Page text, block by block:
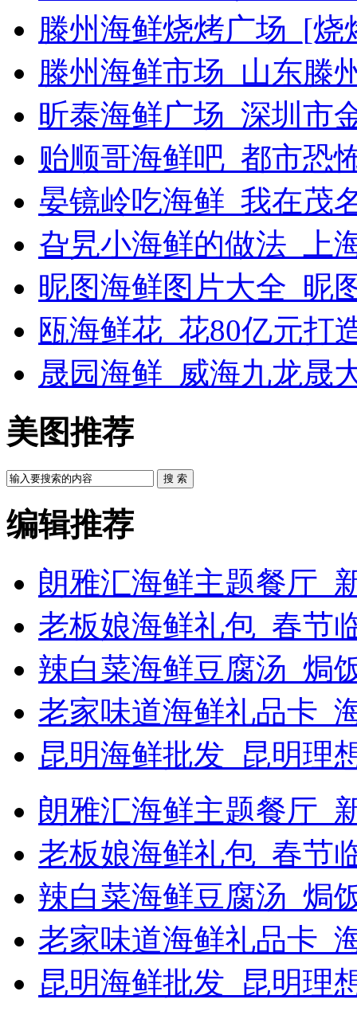
滕州海鲜烧烤广场_[
滕州海鲜市场_山东滕
昕泰海鲜广场_深圳市
贻顺哥海鲜吧_都市恐
晏镜岭吃海鲜_我在茂
旮旯小海鲜的做法_上
昵图海鲜图片大全_昵
瓯海鲜花_花80亿元打
晟园海鲜_威海九龙晟
美图推荐
搜 索
编辑推荐
朗雅汇海鲜主题餐厅_
老板娘海鲜礼包_春节
辣白菜海鲜豆腐汤_焗
老家味道海鲜礼品卡_
昆明海鲜批发_昆明理
朗雅汇海鲜主题餐厅_
老板娘海鲜礼包_春节
辣白菜海鲜豆腐汤_焗
老家味道海鲜礼品卡_
昆明海鲜批发_昆明理